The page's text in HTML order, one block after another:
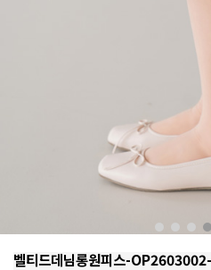
벨티드데님롱원피스-OP2603002-